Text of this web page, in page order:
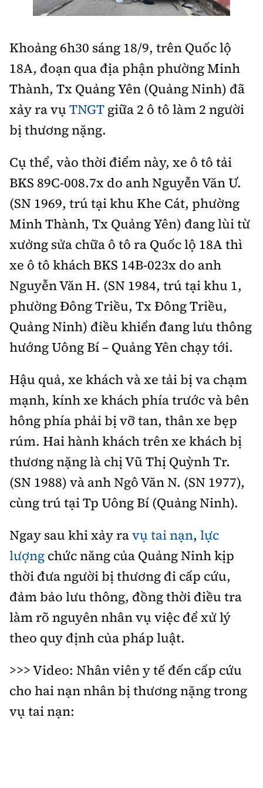
Mời thầu - Đấu thầu
Thi viết về GTVT
Gương sáng giao thông
Âm nhạc
360 độ thể thao
Thế giới
Hồ sơ tài liệu
Thế giới giao thông
Thế giới xây dựng
Đi ++
Du lịch
Khám phá
Lối sống
Ẩm thực
Video
Thời sự
Khám phá
Camera giao thông
Câu chuyện giao thông
Giải trí - Thể thao
Cơ quan chủ quản: Bộ Xây dựng
Giấy phép số: 03/GP-BVHTTDL, cấp ngày 1/4/2025.
Tòa soạn: Số 2 Nguyễn Công Hoan, phường Giảng Võ,
Hà Nội.
Tổng biên tập:Nguyễn Thị Hồng Nga
Phó Tổng biên tập:Nguyễn Sơn Tùng,
Nguyễn Đức Thắng, La Đức Hùng
Hotline:
0901 514 799
Quảng cáo và Phát hành:
0915 057 282
Cấm sao chép dưới mọi hình thức nếu không có sự
chấp thuận bằng văn bản.
Thông tin tòa
soạn
Khoảng 6h30 sáng 18/9, trên Quốc lộ
18A, đoạn qua địa phận phường Minh
Thành, Tx Quảng Yên (Quảng Ninh) đã
xảy ra vụ TNGT giữa 2 ô tô làm 2 người
bị thương nặng.
Cụ thể, vào thời điểm này, xe ô tô tải
BKS 89C-008.7x do anh Nguyễn Văn Ư.
(SN 1969, trú tại khu Khe Cát, phường
Minh Thành, Tx Quảng Yên) đang lùi từ
xưởng sửa chữa ô tô ra Quốc lộ 18A thì
xe ô tô khách BKS 14B-023x do anh
Nguyễn Văn H. (SN 1984, trú tại khu 1,
phường Đông Triều, Tx Đông Triều,
Quảng Ninh) điều khiển đang lưu thông
hướng Uông Bí – Quảng Yên chạy tới.
Hậu quả, xe khách và xe tải bị va chạm
mạnh, kính xe khách phía trước và bên
hông phía phải bị vỡ tan, thân xe bẹp
rúm. Hai hành khách trên xe khách bị
thương nặng là chị Vũ Thị Quỳnh Tr.
(SN 1988) và anh Ngô Văn N. (SN 1977),
cùng trú tại Tp Uông Bí (Quảng Ninh).
Ngay sau khi xảy ravụ tai nạn, lực
lượng chức năng của Quảng Ninh kịp
thời đưa người bị thương đi cấp cứu,
đảm bảo lưu thông, đồng thời điều tra
làm rõ nguyên nhân vụ việc để xử lý
theo quy định của pháp luật.
>>> Video: Nhân viên y tế đến cấp cứu
cho hai nạn nhân bị thương nặng trong
vụ tai nạn: